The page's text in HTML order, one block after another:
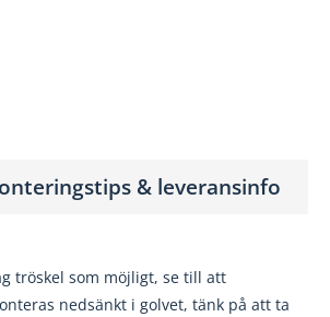
& leveransinfo
tröskel som möjligt, se till att
nedsänkt i golvet, tänk på att ta